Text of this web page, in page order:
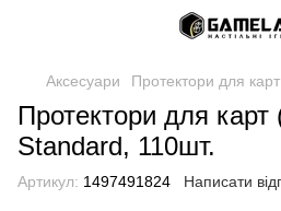
Аксесуари Протектори для
Протектори для
Standard, 110шт.
Артикул: 1497491824 Написати